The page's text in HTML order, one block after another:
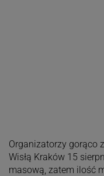
Organizatorzy gorąco
Wisłą Kraków 15
masową, zatem ilość